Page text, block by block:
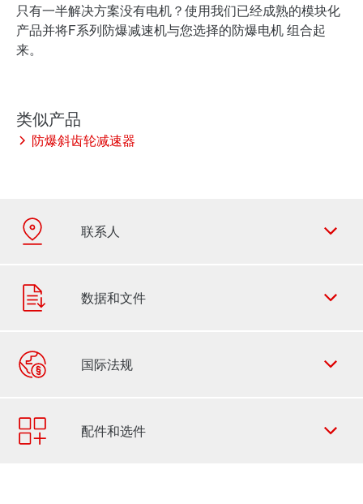
只有一半解决方案没有电机？使用我们已经成熟的模块化
产品并将F系列防爆减速机与您选择的防爆电机 组合起
来。
防爆斜齿轮减速器
联系表
SEW-EURODRIVE 全世界